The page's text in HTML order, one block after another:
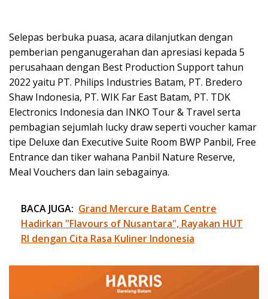
Selepas berbuka puasa, acara dilanjutkan dengan
pemberian penganugerahan dan apresiasi kepada 5
perusahaan dengan Best Production Support tahun
2022 yaitu PT. Philips Industries Batam, PT. Bredero
Shaw Indonesia, PT. WIK Far East Batam, PT. TDK
Electronics Indonesia dan INKO Tour & Travel serta
pembagian sejumlah lucky draw seperti voucher kamar
tipe Deluxe dan Executive Suite Room BWP Panbil, Free
Entrance dan tiker wahana Panbil Nature Reserve,
Meal Vouchers dan lain sebagainya.
BACA JUGA: Grand Mercure Batam Centre
Hadirkan "Flavours of Nusantara", Rayakan HUT
RI dengan Cita Rasa Kuliner Indonesia